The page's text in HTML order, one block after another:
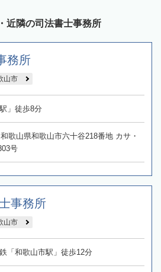
近隣の司法書士事務所
務所
山市
」徒歩8分
歌山県和歌山市六十谷218番地 カサ・
号
事務所
山市
「和歌山市駅」徒歩12分